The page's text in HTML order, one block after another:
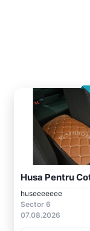
huseeeeeee
Sector 6
07.08.2026